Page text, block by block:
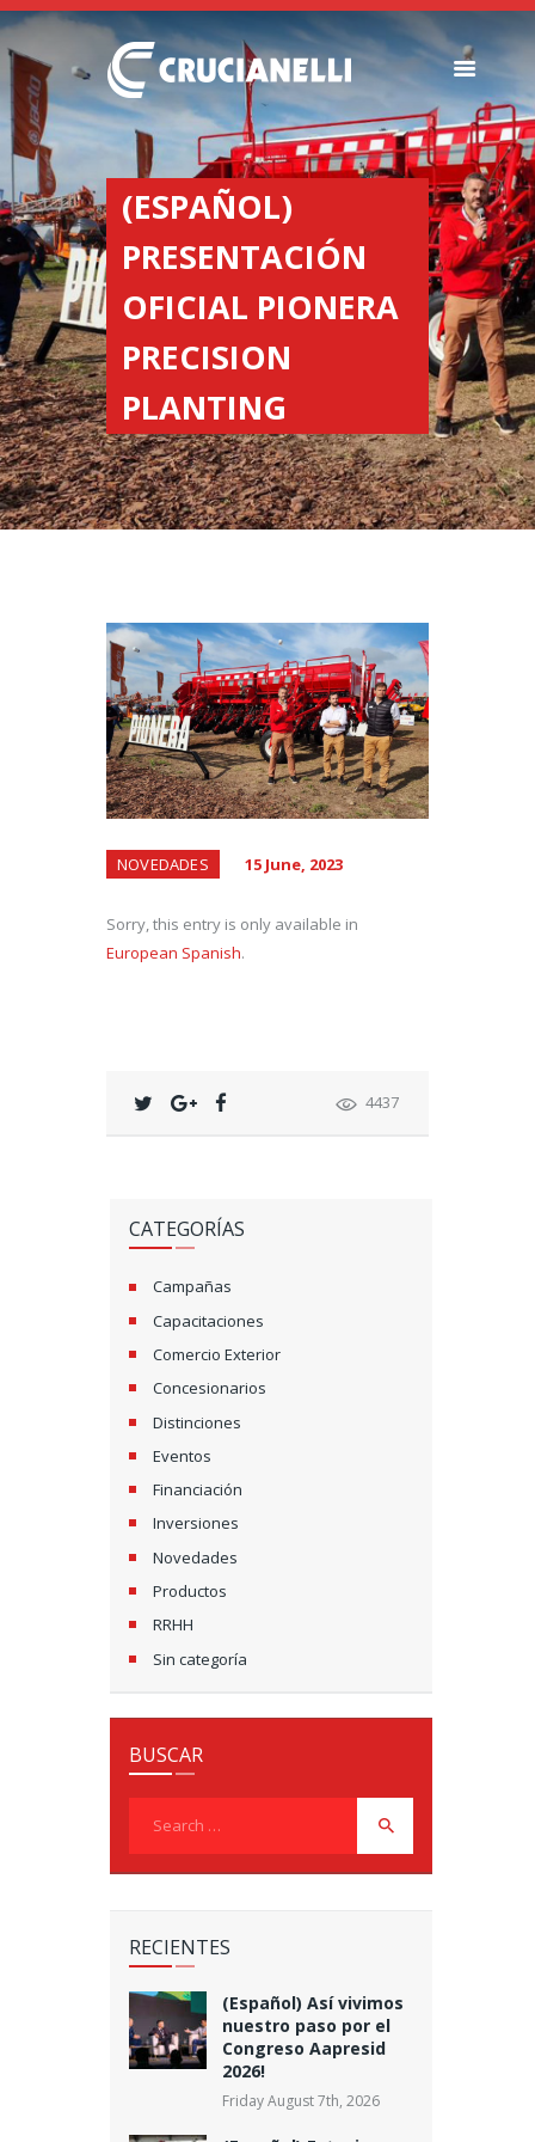
(ESPAÑOL)
PRESENTACIÓN
OFICIAL PIONERA
PRECISION
PLANTING
SEEDERS
FERTILIZER
SPREADERS
ABOUT US
DEALERSHIPS
NEWS
COMPANY
CONTACT
NOVEDADES 15 June, 2023
Sorry, this entry is only available in
European Spanish.
4437
CATEGORÍAS
Campañas
Capacitaciones
Comercio Exterior
Concesionarios
Distinciones
Eventos
Financiación
Inversiones
Novedades
Productos
RRHH
Sin categoría
BUSCAR
RECIENTES
(Español) Así vivimos
nuestro paso por el
Congreso Aapresid
2026!
Friday August 7th, 2026